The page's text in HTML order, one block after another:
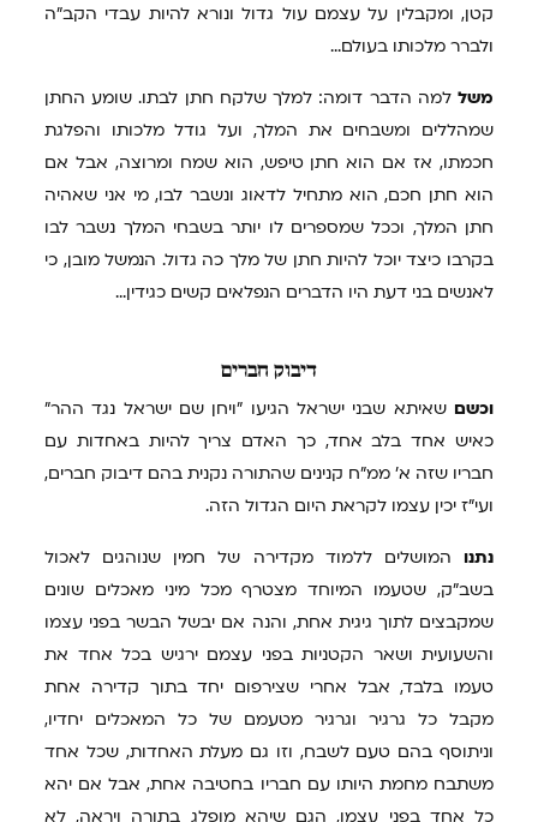
קטן, ומקבלין על עצמם עול גדול ונורא להיות עבדי הקב"ה
ולברר מלכותו בעולם...
משל למה הדבר דומה: למלך שלקח חתן לבתו. שומע החתן
שמהללים ומשבחים את המלך, ועל גודל מלכותו והפלגת
חכמתו, אז אם הוא חתן טיפש, הוא שמח ומרוצה, אבל אם
הוא חתן חכם, הוא מתחיל לדאוג ונשבר לבו, מי אני שאהיה
חתן המלך, וככל שמספרים לו יותר בשבחי המלך נשבר לבו
בקרבו כיצד יוכל להיות חתן של מלך כה גדול. הנמשל מובן, כי
לאנשים בני דעת היו הדברים הנפלאים קשים כגידין...
דיבוק חברים
וכשם שאיתא שבני ישראל הגיעו "ויחן שם ישראל נגד ההר"
כאיש אחד בלב אחד, כך האדם צריך להיות באחדות עם
חבריו שזה א' ממ"ח קנינים שהתורה נקנית בהם דיבוק חברים,
ועי"ז יכין עצמו לקראת היום הגדול הזה.
נתנו המושלים ללמוד מקדירה של חמין שנוהגים לאכול
בשב"ק, שטעמו המיוחד מצטרף מכל מיני מאכלים שונים
שמקבצים לתוך גיגית אחת, והנה אם יבשל הבשר בפני עצמו
והשעועית ושאר הקטניות בפני עצמם ירגיש בכל אחד את
טעמו בלבד, אבל אחרי שצירפום יחד בתוך קדירה אחת
מקבל כל גרגיר וגרגיר מטעמם של כל המאכלים יחדיו,
וניתוסף בהם טעם לשבח, וזו גם מעלת האחדות, שכל אחד
משתבח מחמת היותו עם חבריו בחטיבה אחת, אבל אם יהא
כל אחד בפני עצמו, הגם שיהא מופלג בתורה ויראה, לא